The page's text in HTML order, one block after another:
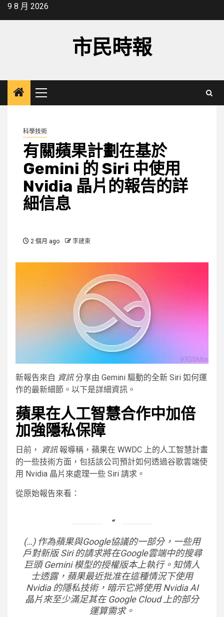
Skip9 8 月 2026
市民時報
Primary
Menu
科學技術
有關蘋果計劃在基於
Gemini 的 Siri 中使用
Nvidia 晶片的報告的詳
細信息
2 個月 ago 李建東
新報告來自 資訊分享由 Gemini 驅動的全新 Siri 如何運
作的最新細節。以下是詳細資訊。
蘋果在人工智慧合作中加倍
加強隱私保障
日前， 資訊報導稱，蘋果在 WWDC 上的人工智慧計畫
的一些技術方面，包括該公司預計如何透過谷歌雲端使
用 Nvidia 晶片來處理一些 Siri 請求。
從原始報告來看：
(…) 作為蘋果與Google協議的一部分，一些用
戶對新版 Siri 的請求將在Google雲端中的搜尋
巨頭 Gemini 模型的授權版本上執行。知情人
士透露，蘋果最近批准在這種情況下使用
Nvidia 的隱私技術，暗示它將使用 Nvidia AI
晶片來至少滿足其在 Google Cloud 上的部分
運算需求。